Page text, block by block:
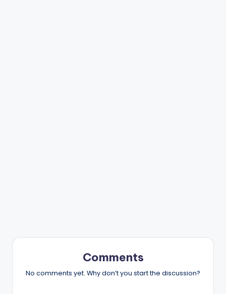
Comments
No comments yet. Why don’t you start the discussion?